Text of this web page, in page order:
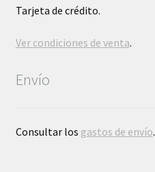
Tarjeta de crédito.
Ver condiciones de venta.
Envío
Consultar los gastos de envío.